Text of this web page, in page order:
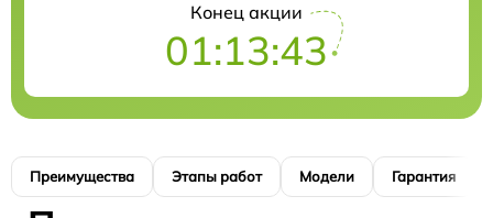
Конец акции
01:13:42
Преимущества Этапы работ Модели Гарантия